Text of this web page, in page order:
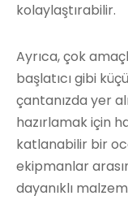
kolaylaştırabilir.
Ayrıca, çok
başlatıcı gibi
çantanızda yer
hazırlamak için
katlanabilir bir
ekipmanlar
dayanıklı